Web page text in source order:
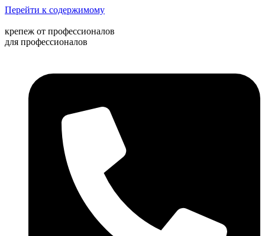
Перейти к содержимому
крепеж от профессионалов
для профессионалов